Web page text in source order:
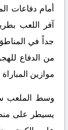
أمام دفاعات
آفر اللعب
جداً في
من الدفاع
موازين
وسط الملعب
يسيطر على